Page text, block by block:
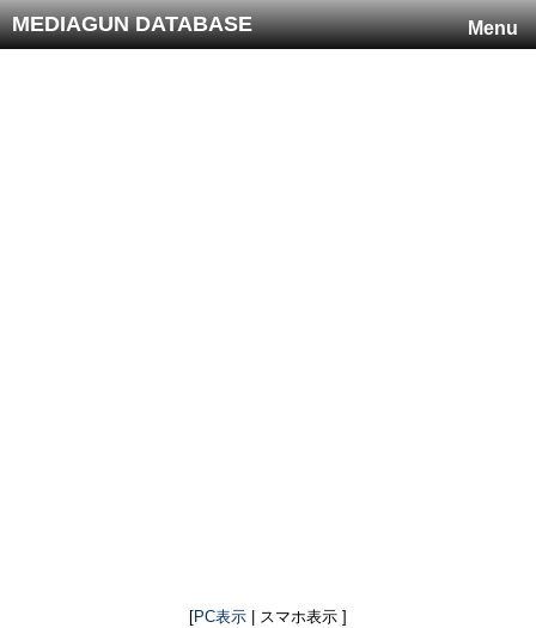
Menu
MEDIAGUN DATABASE
[PC表示 | スマホ表示 ]